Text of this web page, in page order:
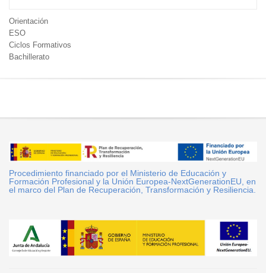
Orientación
ESO
Ciclos Formativos
Bachillerato
Procedimiento financiado por el Ministerio de Educación y
Formación Profesional y la Unión Europea-NextGenerationEU, en
el marco del Plan de Recuperación, Transformación y Resiliencia.